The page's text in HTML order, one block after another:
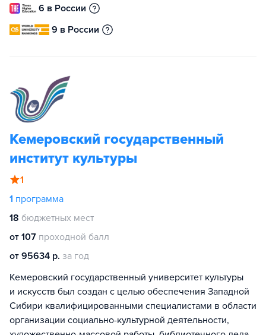
6 в России
9 в России
Кемеровский государственный
институт культуры
1
1 программа
18 бюджетных мест
от 107 проходной балл
от 95634 р. за год
Кемеровский государственный университет культуры
и искусств был создан с целью обеспечения Западной
Сибири квалифицированными специалистами в области
организации социально-культурной деятельности,